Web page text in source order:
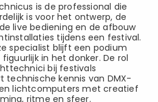
is de professional die
is voor het ontwerp, de
live bediening en de afbouw
tijdens een festival.
specialist blijft een podium
in het donker. De rol
bij festivals
technische kennis van DMX-
lichtcomputers met creatief
ritme en sfeer.